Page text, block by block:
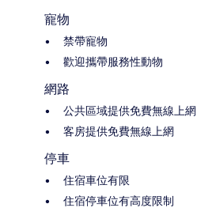
寵物
禁帶寵物
歡迎攜帶服務性動物
網路
公共區域提供免費無線上網
客房提供免費無線上網
停車
住宿車位有限
住宿停車位有高度限制